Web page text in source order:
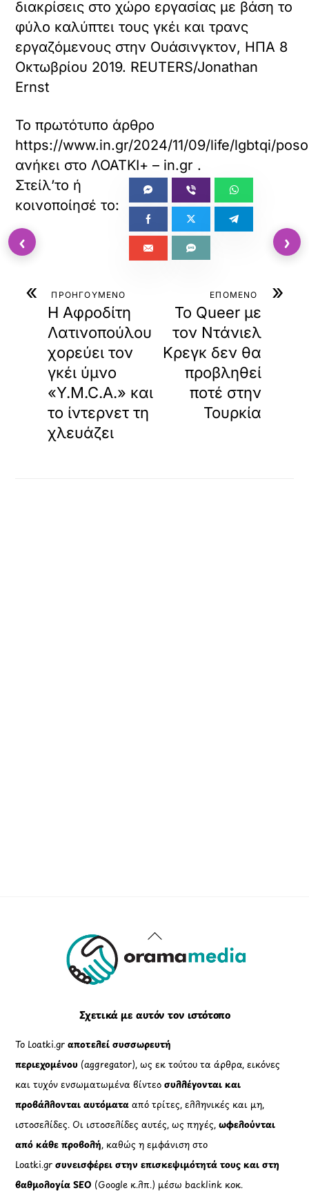
διακρίσεις στο χώρο εργασίας με βάση το
φύλο καλύπτει τους γκέι και τρανς
εργαζόμενους στην Ουάσινγκτον, ΗΠΑ 8
Οκτωβρίου 2019. REUTERS/Jonathan
Ernst
Το πρωτότυπο άρθρο
https://www.in.gr/2024/11/09/life/lgbtqi/
ανήκει στο ΛΟΑΤΚΙ+ – in.gr .
« ΠΡΟΗΓΟΥΜΕΝΟ
Η Αφροδίτη
Λατινοπούλου
χορεύει τον
γκέι ύμνο
«Y.M.C.A.» και
το ίντερνετ τη
χλευάζει
»
ΕΠΟΜΕΝΟ
Το Queer με
τον Ντάνιελ
Κρεγκ δεν θα
προβληθεί
ποτέ στην
Τουρκία
Back
To
Σχετικά με αυτόν τον ιστότοπο
Το Loatki.grαποτελεί συσσωρευτή
περιεχομένου (aggregator), ως εκ τούτου τα άρθρα, εικόνες
και τυχόν ενσωματωμένα βίντεοσυλλέγονται και
προβάλλονται αυτόματααπό τρίτες, ελληνικές και μη,
ιστοσελίδες. Οι ιστοσελίδες αυτές, ως πηγές,ωφελούνται
από κάθε προβολή, καθώς η εμφάνιση στο
Loatki.gr συνεισφέρει στην επισκεψιμότητά τους και στη
βαθμολογία SEO (Google κ.λπ.) μέσω backlink κοκ.
‹ ›